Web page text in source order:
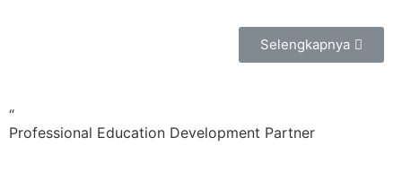
Selengkapnya
“
Professional Education Development Partner